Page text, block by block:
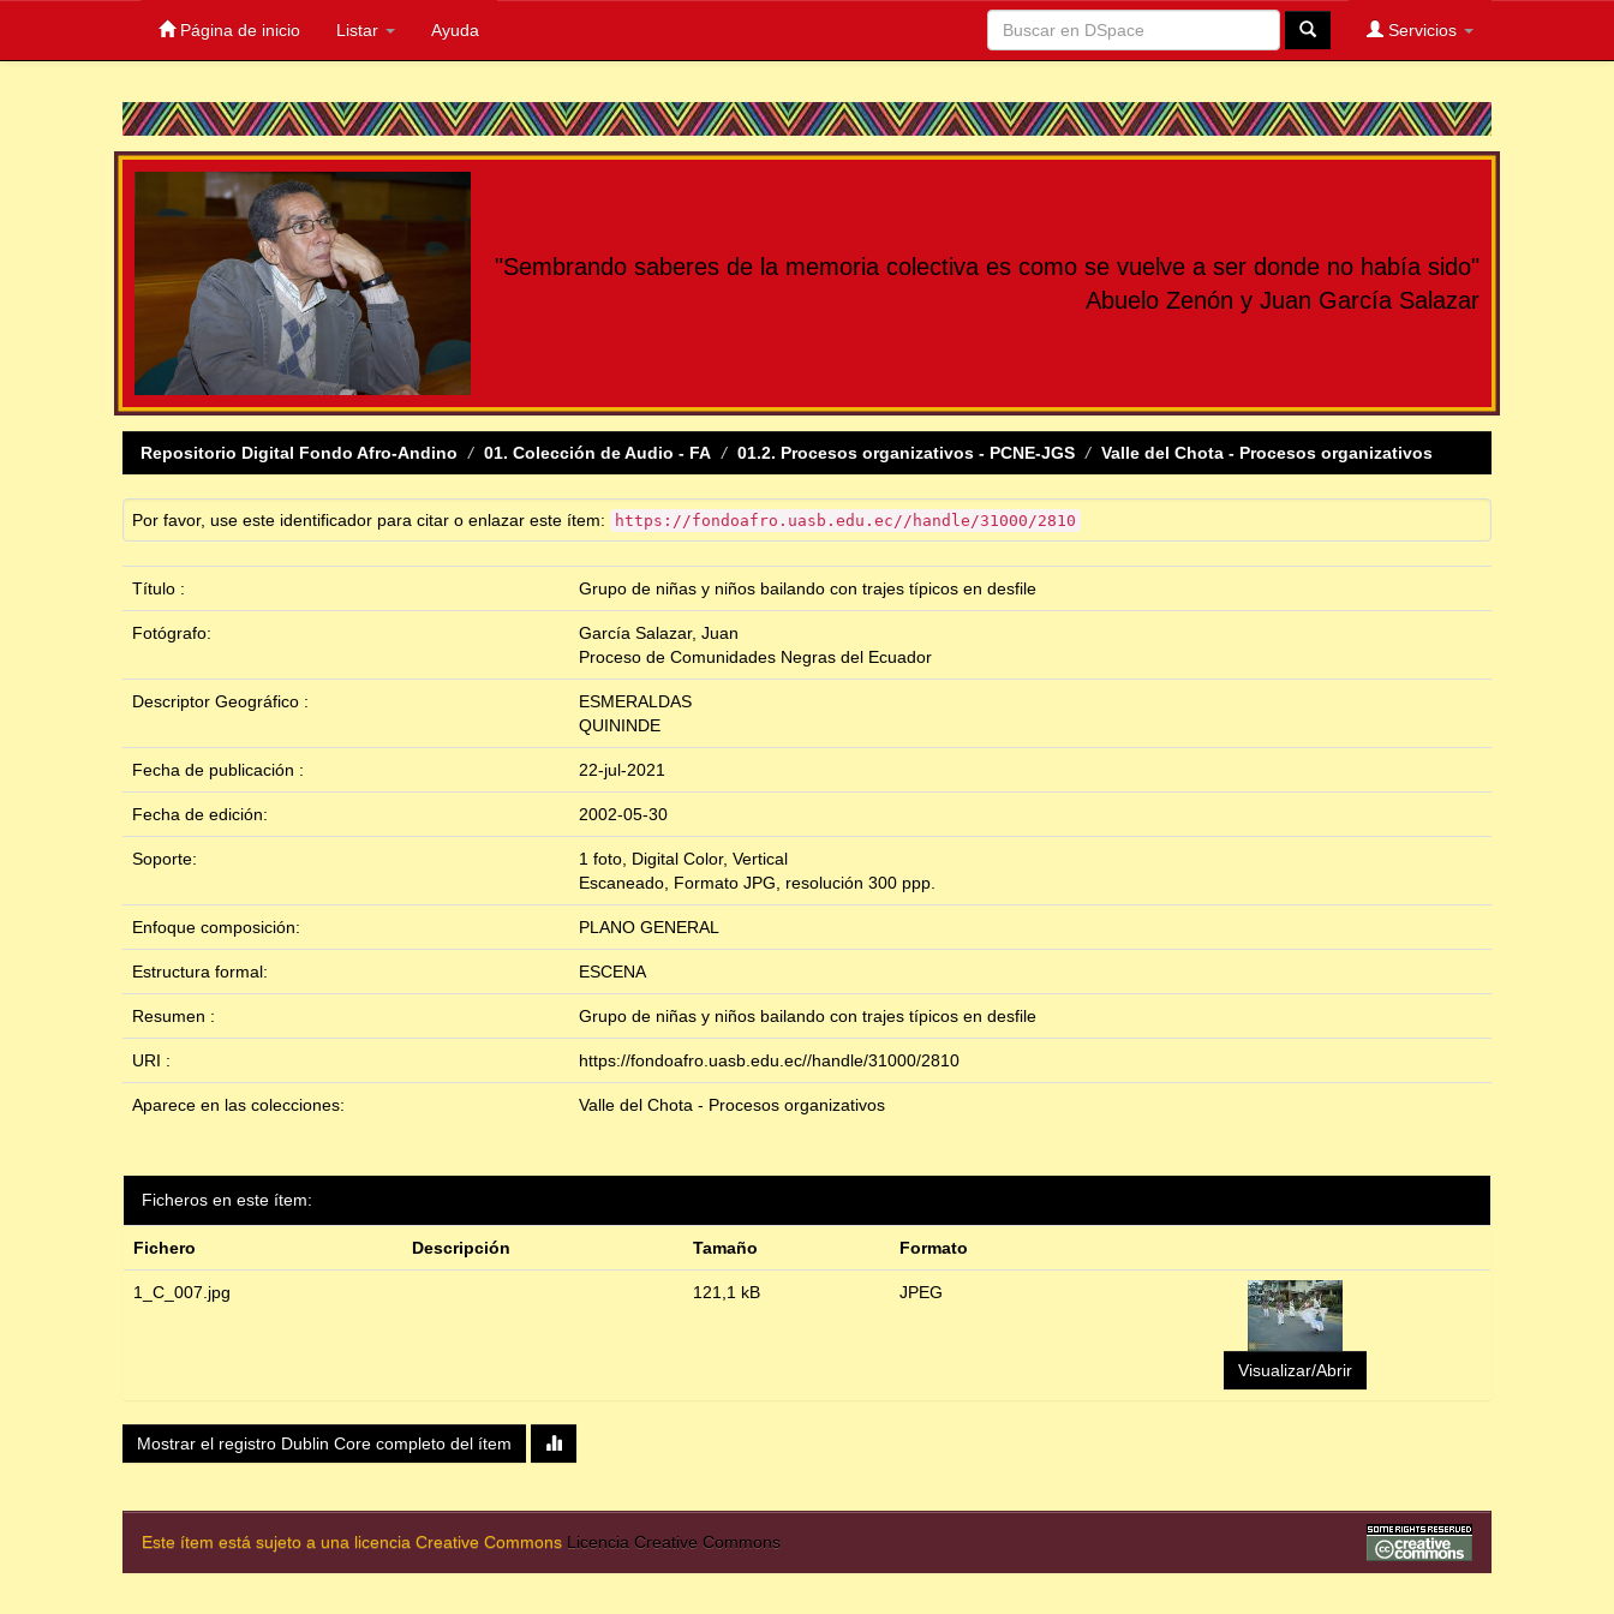
Página de inicio Listar Ayuda Servicios
"Sembrando saberes de la memoria colectiva es como se vuelve a ser donde no había sido"
Abuelo Zenón y Juan García Salazar
Repositorio Digital Fondo Afro-Andino 01. Colección de Audio - FA 01.2. Procesos organizativos - PCNE-JGS Valle del Chota - Procesos organizativos
Por favor, use este identificador para citar o enlazar este ítem: https://fondoafro.uasb.edu.ec//handle/31000/2810
Título : Grupo de niñas y niños bailando con trajes típicos en desfile
Fotógrafo:
García Salazar, Juan
Proceso de Comunidades Negras del Ecuador
Descriptor Geográfico :
ESMERALDAS
QUININDE
Fecha de publicación : 22-jul-2021
Fecha de edición: 2002-05-30
Soporte:
1 foto, Digital Color, Vertical
Escaneado, Formato JPG, resolución 300 ppp.
Enfoque composición: PLANO GENERAL
Estructura formal: ESCENA
Resumen : Grupo de niñas y niños bailando con trajes típicos en desfile
URI : https://fondoafro.uasb.edu.ec//handle/31000/2810
Aparece en las colecciones: Valle del Chota - Procesos organizativos
Ficheros en este ítem:
Fichero Descripción Tamaño Formato
1_C_007.jpg 121,1 kB JPEG
Visualizar/Abrir
Mostrar el registro Dublin Core completo del ítem
Este ítem está sujeto a una licencia Creative Commons Licencia Creative Commons